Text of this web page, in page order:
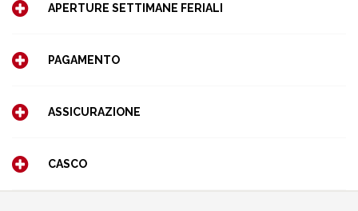
APERTURE SETTIMANE FERIALI
PAGAMENTO
ASSICURAZIONE
CASCO